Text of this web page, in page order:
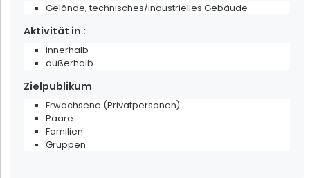
Schuster Keramik
Sessenheim
Gelände, technisches/industrielles Gebäude
Aktivität in :
innerhalb
außerhalb
Zielpublikum
Erwachsene (Privatpersonen)
Paare
Familien
Gruppen